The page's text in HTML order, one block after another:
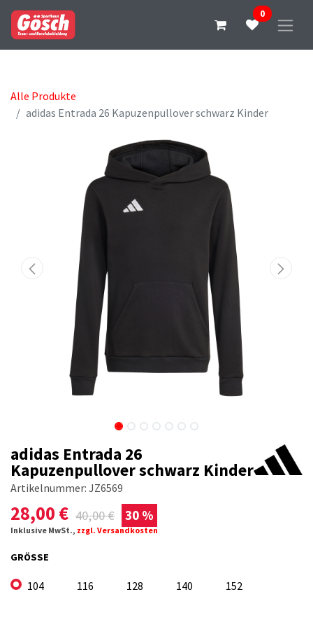
0
Alle Produkte
adidas Entrada 26 Kapuzenpullover schwarz Kinder
adidas Entrada 26
Kapuzenpullover schwarz Kinder
Artikelnummer: JZ6569
28,00 € 40,00€ 30 %
Inklusive MwSt., zzgl. Versandkosten
GRÖSSE
104 116 128 140 152